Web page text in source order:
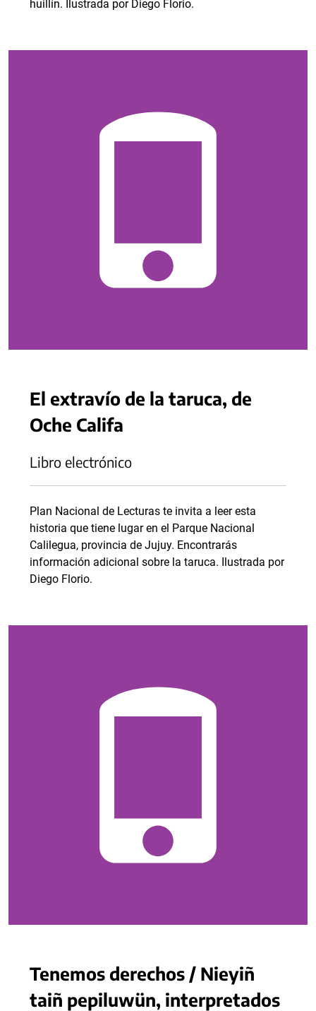
huillín. Ilustrada por Diego Florio.
El extravío de la taruca, de
Oche Califa
Libro electrónico
Plan Nacional de Lecturas te invita a leer esta
historia que tiene lugar en el Parque Nacional
Calilegua, provincia de Jujuy. Encontrarás
información adicional sobre la taruca. Ilustrada por
Diego Florio.
Tenemos derechos / Nieyiñ
taiñ pepiluwün, interpretados